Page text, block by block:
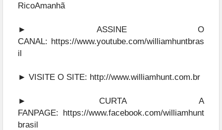
RicoAmanhã
► ASSINE O
CANAL: https://www.youtube.com/williamhuntbras
il
► VISITE O SITE: http://www.williamhunt.com.br
► CURTA A
FANPAGE: https://www.facebook.com/williamhunt
brasil